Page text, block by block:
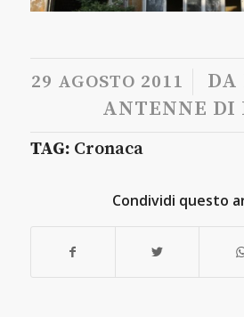
29 AGOSTO 2011
/ DA
ANTENNE DI
TAG: Cronaca
Condividi questo